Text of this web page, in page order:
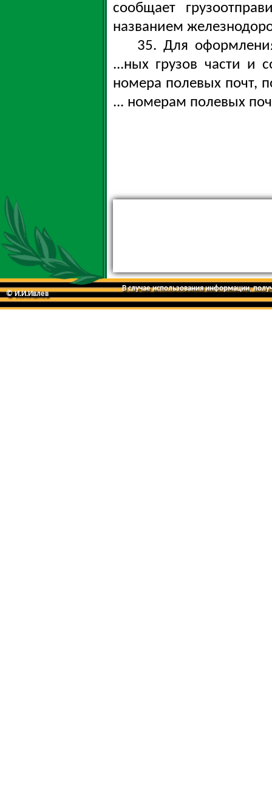
сообщает
названием
35. Для
...ных грузов части и
номера полевых почт,
... номерам полевых
© И.И.Ивлев
В случае использования информации,